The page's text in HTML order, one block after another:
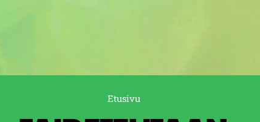
Etusivu